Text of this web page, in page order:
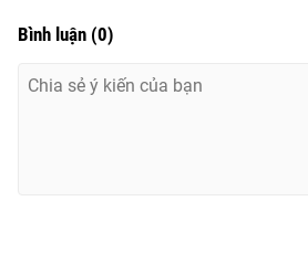
Bình luận (0)